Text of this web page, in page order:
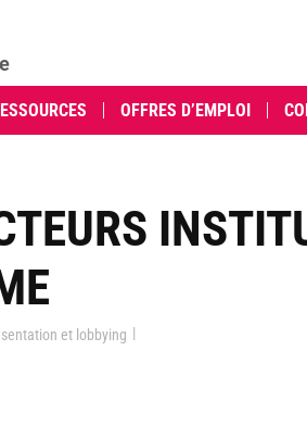
OFFRES D’EMPLOI
et lobbying |